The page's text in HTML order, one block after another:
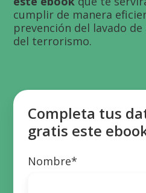
cumplir de manera
prevención del lavado
del terrorismo.
Completa tus
gratis este
Nombre*